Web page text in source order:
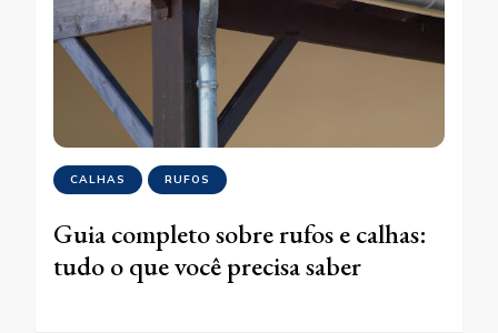
CALHAS RUFOS
Guia completo sobre rufos e calhas:
tudo o que você precisa saber